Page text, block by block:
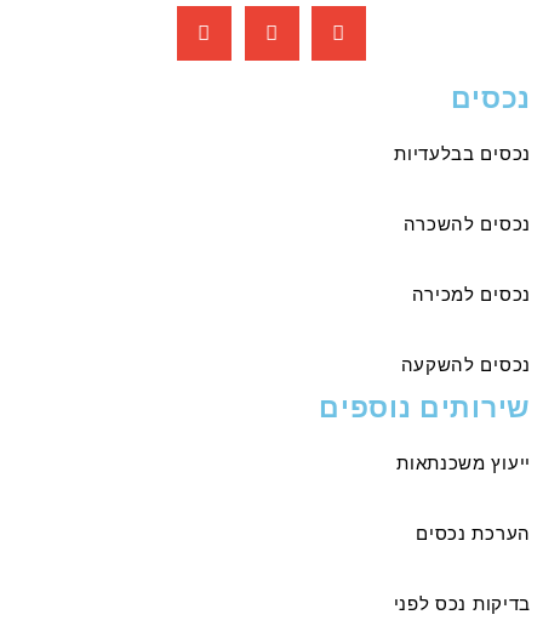
נכסים
נכסים בבלעדיות
נכסים להשכרה
נכסים למכירה
נכסים להשקעה
שירותים נוספים
ייעוץ משכנתאות
הערכת נכסים
בדיקות נכס לפני